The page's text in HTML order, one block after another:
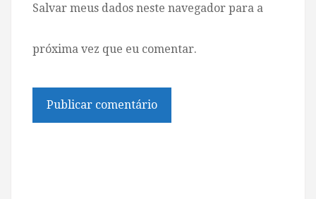
Salvar meus dados neste navegador para a
próxima vez que eu comentar.